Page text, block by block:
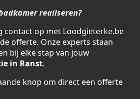
realiseren?
contact op met Loodgieterke.be
offerte. Onze experts staan
bij elke stap van jouw
in Ranst.
knop om direct een offerte